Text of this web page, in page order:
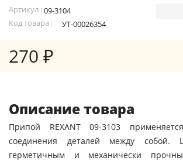
Артикул :09-3104
Код товара :
УТ-00026354
270 ₽
Описание товара
Припой REXANT 09-3103
соединения деталей между собой.
герметичным и механически